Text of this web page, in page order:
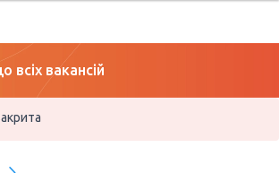
всіх вакансій